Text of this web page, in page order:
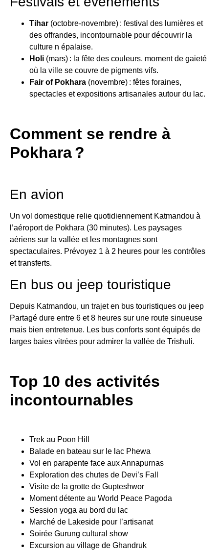
Tihar (octobre-novembre) : festival des lumières et
des offrandes, incontournable pour découvrir la
culture n épalaise.
Holi (mars) : la fête des couleurs, moment de gaieté
où la ville se couvre de pigments vifs.
Fair of Pokhara (novembre) : fêtes foraines,
spectacles et expositions artisanales autour du lac.
Comment se rendre à
Pokhara ?
En avion
Un vol domestique relie quotidiennement Katmandou à
l’aéroport de Pokhara (30 minutes). Les paysages
aériens sur la vallée et les montagnes sont
spectaculaires. Prévoyez 1 à 2 heures pour les contrôles
et transferts.
En bus ou jeep touristique
Depuis Katmandou, un trajet en bus touristiques ou jeep
Partagé dure entre 6 et 8 heures sur une route sinueuse
mais bien entretenue. Les bus conforts sont équipés de
larges baies vitrées pour admirer la vallée de Trishuli.
Top 10 des activités
incontournables
Trek au Poon Hill
Balade en bateau sur le lac Phewa
Vol en parapente face aux Annapurnas
Exploration des chutes de Devi’s Fall
Visite de la grotte de Gupteshwor
Moment détente au World Peace Pagoda
Session yoga au bord du lac
Marché de Lakeside pour l’artisanat
Soirée Gurung cultural show
Excursion au village de Ghandruk